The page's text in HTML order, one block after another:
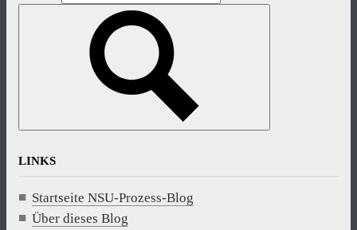
LINKS
Startseite NSU-Prozess-Blog
Über dieses Blog